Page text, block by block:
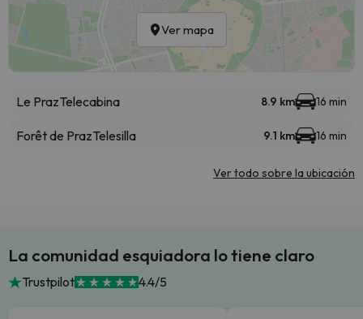
Ver mapa
Le PrazTelecabina 8.9 km 16 min
Forêt de PrazTelesilla 9.1 km 16 min
Ver todo sobre la ubicación
La comunidad esquiadora lo tiene claro
Trustpilot 4.4/5